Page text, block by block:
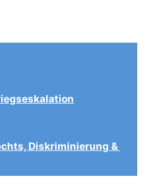
Diskriminierung &